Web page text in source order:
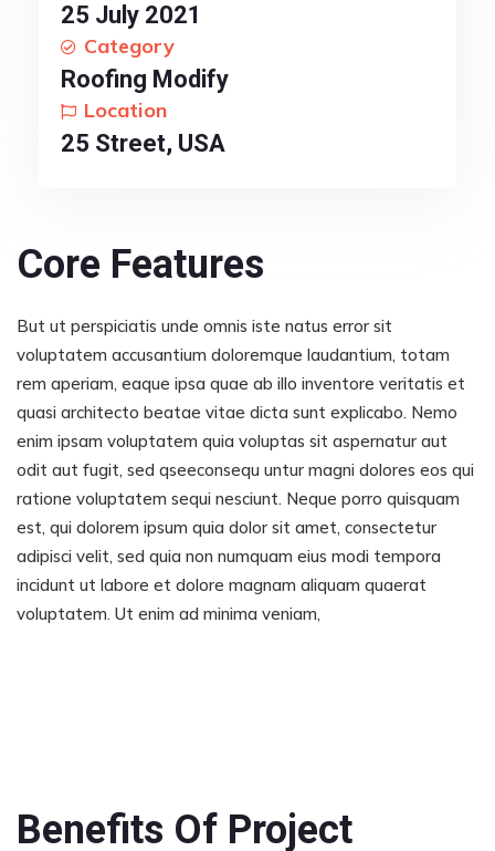
25 July 2021
Category
Roofing Modify
Location
25 Street, USA
Core Features
But ut perspiciatis unde omnis iste natus error sit
voluptatem accusantium doloremque laudantium, totam
rem aperiam, eaque ipsa quae ab illo inventore veritatis et
quasi architecto beatae vitae dicta sunt explicabo. Nemo
enim ipsam voluptatem quia voluptas sit aspernatur aut
odit aut fugit, sed qseeconsequ untur magni dolores eos qui
ratione voluptatem sequi nesciunt. Neque porro quisquam
est, qui dolorem ipsum quia dolor sit amet, consectetur
adipisci velit, sed quia non numquam eius modi tempora
incidunt ut labore et dolore magnam aliquam quaerat
voluptatem. Ut enim ad minima veniam,
Benefits Of Project